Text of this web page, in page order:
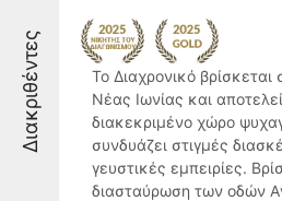
Διακριθέντες
Το Διαχρονικό βρίσκεται
Νέας Ιωνίας και
διακεκριμένο χώρο
συνδυάζει στιγμές
γευστικές εμπειρίες.
διασταύρωση των οδών